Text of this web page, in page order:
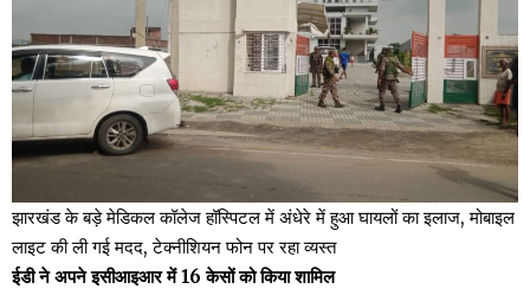
झारखंड के बड़े मेडिकल कॉलेज हॉस्पिटल में अंधेरे में हुआ घायलों का इलाज, मोबाइल
लाइट की ली गई मदद, टेक्नीशियन फोन पर रहा व्यस्त
ईडी ने अपने इसीआइआर में 16 केसों को किया शामिल